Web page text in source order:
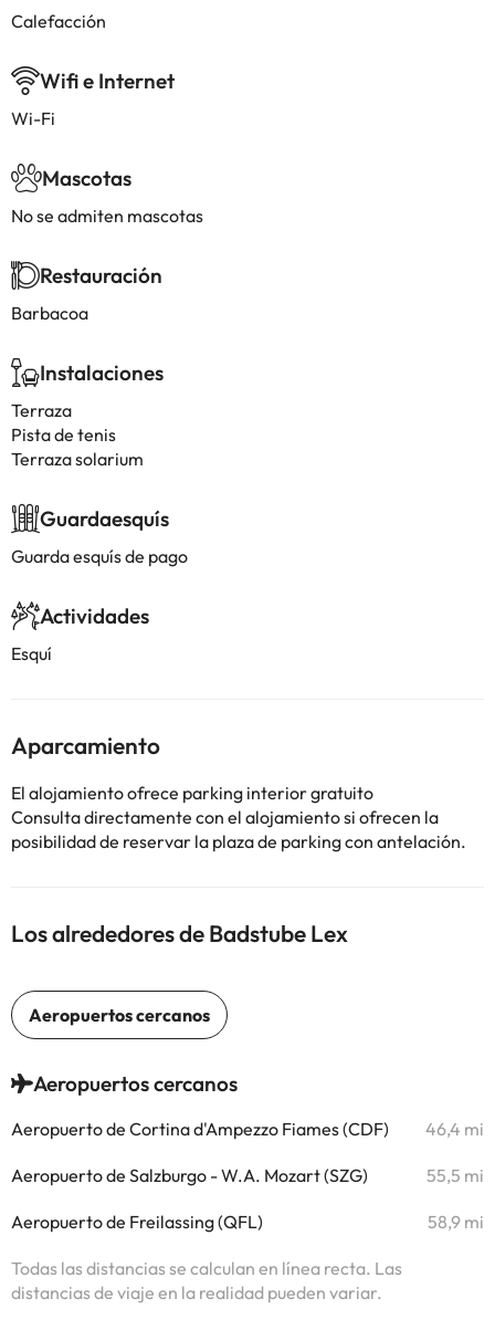
Calefacción
Wifi e Internet
Wi-Fi
Mascotas
No se admiten mascotas
Restauración
Barbacoa
Instalaciones
Terraza
Pista de tenis
Terraza solarium
Guardaesquís
Guarda esquís de pago
Actividades
Esquí
Aparcamiento
El alojamiento ofrece parking interior gratuito
Consulta directamente con el alojamiento si ofrecen la
posibilidad de reservar la plaza de parking con antelación.
Los alrededores de Badstube Lex
Aeropuertos cercanos
Aeropuerto de Cortina d'Ampezzo Fiames (CDF) 46,4 mi
Aeropuerto de Salzburgo - W.A. Mozart (SZG) 55,5 mi
Aeropuerto de Freilassing (QFL) 58,9 mi
Todas las distancias se calculan en línea recta. Las
distancias de viaje en la realidad pueden variar.